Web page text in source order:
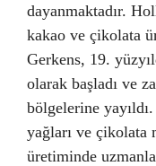
dayanmaktadır.
kakao ve çikolata
Gerkens, 19.
olarak başladı ve
bölgelerine
yağları ve çikolata
üretiminde